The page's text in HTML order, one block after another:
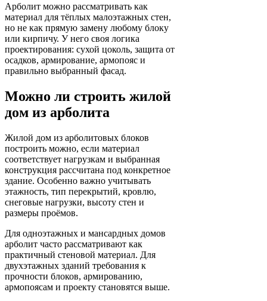
Арболит можно рассматривать как
материал для тёплых малоэтажных стен,
но не как прямую замену любому блоку
или кирпичу. У него своя логика
проектирования: сухой цоколь, защита от
осадков, армирование, армопояс и
правильно выбранный фасад.
Можно ли строить жилой
дом из арболита
Жилой дом из арболитовых блоков
построить можно, если материал
соответствует нагрузкам и выбранная
конструкция рассчитана под конкретное
здание. Особенно важно учитывать
этажность, тип перекрытий, кровлю,
снеговые нагрузки, высоту стен и
размеры проёмов.
Для одноэтажных и мансардных домов
арболит часто рассматривают как
практичный стеновой материал. Для
двухэтажных зданий требования к
прочности блоков, армированию,
армопоясам и проекту становятся выше.